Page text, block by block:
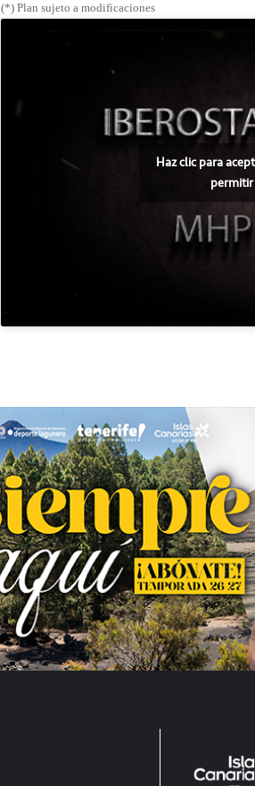
(*) Plan sujeto a modificaciones
Haz clic para